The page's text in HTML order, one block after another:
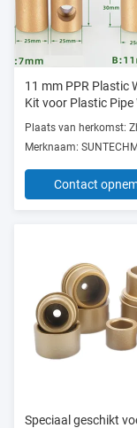
11 mm PPR Plastic
Kit voor Plastic Pipe
Merknaam:
Contact
Speciaal geschikt